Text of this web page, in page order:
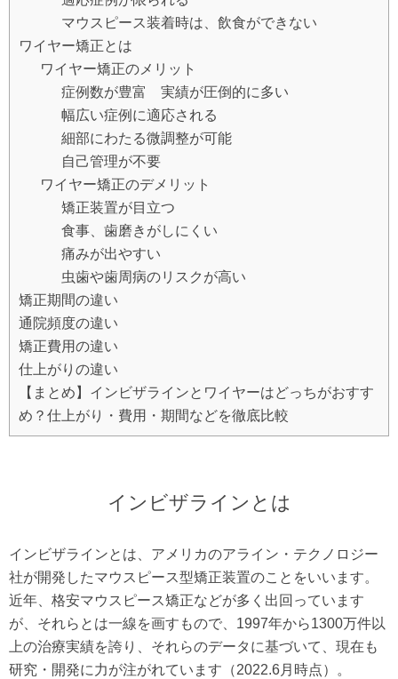
マウスピース装着時は、飲食ができない
ワイヤー矯正とは
ワイヤー矯正のメリット
症例数が豊富 実績が圧倒的に多い
幅広い症例に適応される
細部にわたる微調整が可能
自己管理が不要
ワイヤー矯正のデメリット
矯正装置が目立つ
食事、歯磨きがしにくい
痛みが出やすい
虫歯や歯周病のリスクが高い
矯正期間の違い
通院頻度の違い
矯正費用の違い
仕上がりの違い
【まとめ】インビザラインとワイヤーはどっちがおすす
め？仕上がり・費用・期間などを徹底比較
インビザラインとは
インビザラインとは、アメリカのアライン・テクノロジー
社が開発したマウスピース型矯正装置のことをいいます。
近年、格安マウスピース矯正などが多く出回っています
が、それらとは一線を画すもので、1997年から1300万件以
上の治療実績を誇り、それらのデータに基づいて、現在も
研究・開発に力が注がれています（2022.6月時点）。